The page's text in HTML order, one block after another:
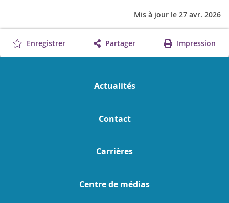
Mis à jour le 27 avr. 2026
Enregistrer Partager Impression
Actualités
Contact
Carrières
Centre de médias